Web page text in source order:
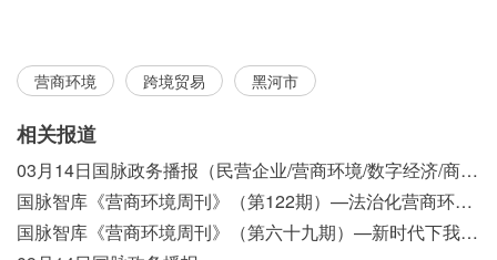
营商环境 跨境贸易 黑河市
相关报道
03月14日国脉政务播报（民营企业/营商环境/数字经济/商事制度改革）
国脉智库《营商环境周刊》（第122期）—法治化营商环境视域下我国行政执法公示制度浅析
国脉智库《营商环境周刊》（第六十九期）—新时代下我国营商环境标准体系构建初探